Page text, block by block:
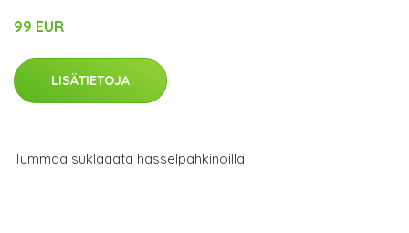
99 EUR
LISÄTIETOJA
Tummaa suklaaata hasselpähkinöillä.